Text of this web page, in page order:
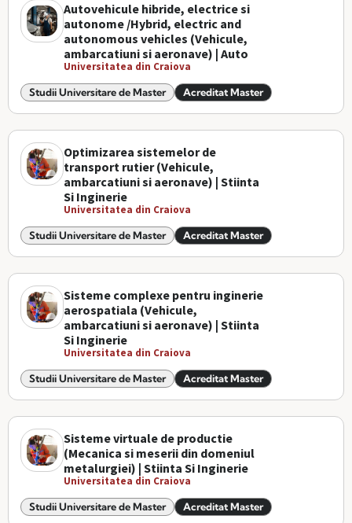
Autovehicule hibride, electrice si
autonome /Hybrid, electric and
autonomous vehicles (Vehicule,
ambarcatiuni si aeronave) | Auto
Universitatea din Craiova
Studii Universitare de Master Acreditat Master
Optimizarea sistemelor de
transport rutier (Vehicule,
ambarcatiuni si aeronave) | Stiinta
Si Inginerie
Universitatea din Craiova
Studii Universitare de Master Acreditat Master
Sisteme complexe pentru inginerie
aerospatiala (Vehicule,
ambarcatiuni si aeronave) | Stiinta
Si Inginerie
Universitatea din Craiova
Studii Universitare de Master Acreditat Master
Sisteme virtuale de productie
(Mecanica si meserii din domeniul
metalurgiei) | Stiinta Si Inginerie
Universitatea din Craiova
Studii Universitare de Master Acreditat Master